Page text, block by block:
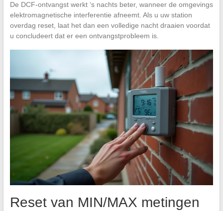
De DCF-ontvangst werkt ‘s nachts beter, wanneer de omgevings
elektromagnetische interferentie afneemt. Als u uw station
overdag reset, laat het dan een volledige nacht draaien voordat
u concludeert dat er een ontvangstprobleem is.
Reset van MIN/MAX metingen